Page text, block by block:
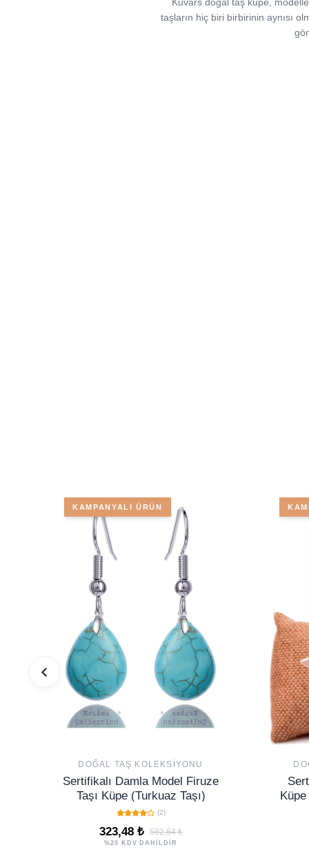
Kuvars doğal taş küpe,
taşların hiç biri birbirinin aynısı
KAMPANYALI ÜRÜN
DOĞAL TAŞ KOLEKSIYONU
Sertifikalı Damla Model Firuze
Taşı Küpe (Turkuaz Taşı)
(2)
323,48 ₺ 582,84 ₺
%20 KDV DAHİLDİR